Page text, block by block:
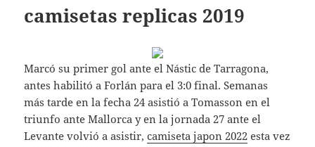
camisetas replicas 2019
Marcó su primer gol ante el Nástic de Tarragona,
antes habilitó a Forlán para el 3:0 final. Semanas
más tarde en la fecha 24 asistió a Tomasson en el
triunfo ante Mallorca y en la jornada 27 ante el
Levante volvió a asistir,camiseta japon 2022 esta vez